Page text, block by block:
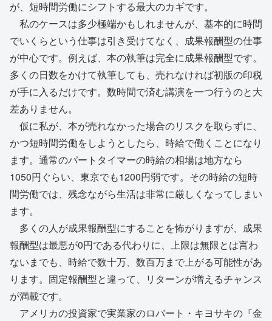
が、短時間労働にシフトする最大のカギです。
私のケースは多少極端かもしれませんが、基本的に時間
でいくらという仕事は引き受けてなく、成果報酬型の仕事
が中心です。例えば、本の執筆は完全に成果報酬型です。
多くの日数をかけて執筆しても、売れなければ初版の印税
が手に入るだけです。数時間で済む講演を一つ行うのと大
差ありません。
仮に私が、本が売れなかった場合のリスクを取らずに、
かつ短時間労働をしようとしたら、時給で働くことになり
ます。通常のパートタイマーの時給の相場は地方なら
1050円ぐらい、東京でも1200円弱です。その時給の短時
間労働では、残念ながら生活は非常に厳しくなってしまい
ます。
多くの人が成果報酬型にすることを怖がりますが、成果
報酬型は最悪が0円である代わりに、上限は無限とは言わ
ないまでも、時給で数十万、数百万まで上がる可能性があ
ります。固定報酬型と違って、リターンが増えるチャンス
が満載です。
アメリカの投資家で実業家のロバート・キヨサキの『金